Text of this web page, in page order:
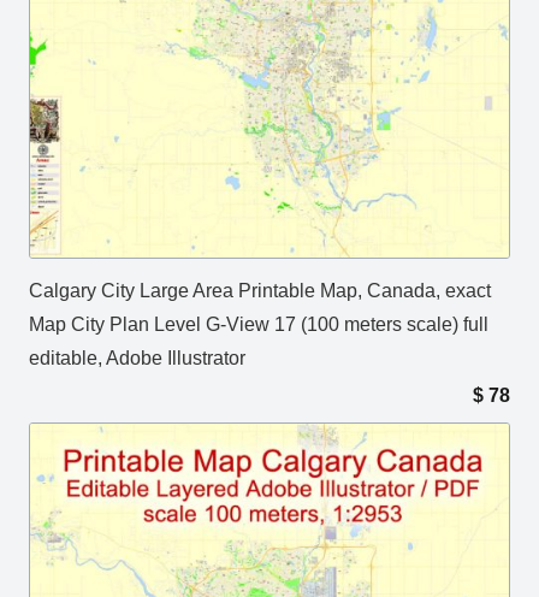
Calgary City Large Area Printable Map, Canada, exact
Map City Plan Level G-View 17 (100 meters scale) full
editable, Adobe Illustrator
$ 78